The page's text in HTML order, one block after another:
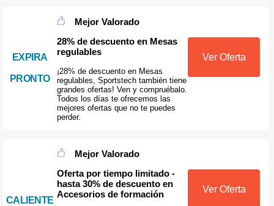
EXPIRA
PRONTO
Mejor Valorado
28% de descuento en Mesas
regulables
¡28% de descuento en Mesas
regulables, Sportstech también tiene
grandes ofertas! Ven y compruébalo.
Todos los días te ofrecemos las
mejores ofertas que no te puedes
perder.
Ver Oferta
CALIENTE
Mejor Valorado
Oferta por tiempo limitado -
hasta 30% de descuento en
Accesorios de formación
Ver Oferta